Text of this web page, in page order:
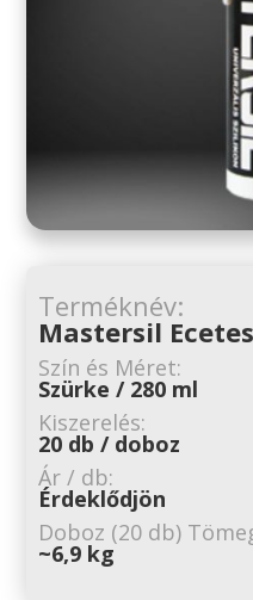
Terméknév:
Mastersil Ecetes
Szín és Méret:
Szürke / 280 ml
Kiszerelés:
20 db / doboz
Ár / db:
Érdeklődjön
Doboz (20 db)
~6,9 kg